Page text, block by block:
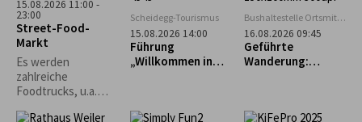
Veranstaltung
findet nur bei
trockenem Wetter
statt.*
Georg King!
15.08.2026 11:00 -
23:00
Street-Food-
Markt
Es werden
zahlreiche
Foodtrucks, u.a.
Scheidegg-Tourismus
15.08.2026 14:00
Führung
„Willkommen in
Bushaltestelle Ortsmitte
Scheidegg
16.08.2026 09:45
Geführte
Wanderung: